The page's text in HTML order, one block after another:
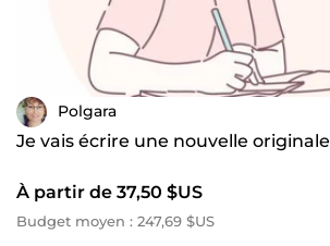
Polgara
Je vais écrire une nouvelle originale
À partir de 37,50 $US
Budget moyen : 247,69 $US